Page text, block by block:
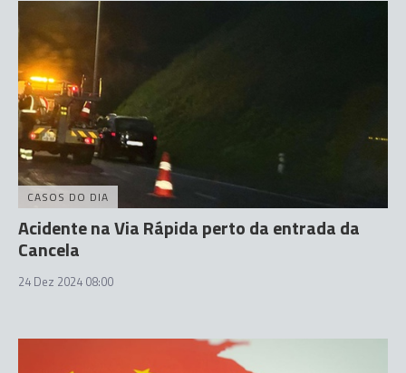
CASOS DO DIA
Acidente na Via Rápida perto da entrada da
Cancela
24 Dez 2024 08:00